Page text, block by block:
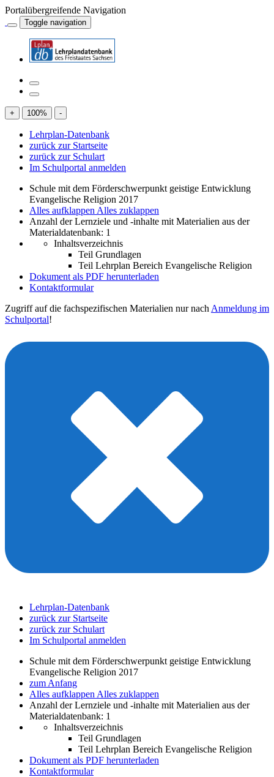
Portalübergreifende Navigation
Toggle navigation
+ 100% -
Lehrplan-Datenbank
zurück zur Startseite
zurück zur Schulart
Im Schulportal anmelden
Schule mit dem Förderschwerpunkt geistige Entwicklung
Evangelische Religion 2017
Alles aufklappen Alles zuklappen
Anzahl der Lernziele und -inhalte mit Materialien aus der
Materialdatenbank: 1
Inhaltsverzeichnis
Teil Grundlagen
Teil Lehrplan Bereich Evangelische Religion
Dokument als PDF herunterladen
Kontaktformular
Zugriff auf die fachspezifischen Materialien nur nach Anmeldung im
Schulportal!
Lehrplan-Datenbank
zurück zur Startseite
zurück zur Schulart
Im Schulportal anmelden
Schule mit dem Förderschwerpunkt geistige Entwicklung
Evangelische Religion 2017
zum Anfang
Alles aufklappen Alles zuklappen
Anzahl der Lernziele und -inhalte mit Materialien aus der
Materialdatenbank: 1
Inhaltsverzeichnis
Teil Grundlagen
Teil Lehrplan Bereich Evangelische Religion
Dokument als PDF herunterladen
Kontaktformular